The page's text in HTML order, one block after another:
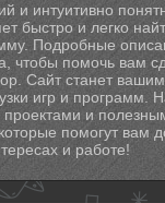
и интуитивно
быстро и легко
Подробные
чтобы помочь вам
Сайт станет
игр и программ.
проектами и
помогут вам
и работе!